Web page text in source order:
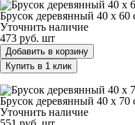
Брусок деревянный 40 х 60
Уточнить наличие
473 руб. шт
Добавить в корзину
Купить в 1 клик
Брусок деревянный 40 х 70
Уточнить наличие